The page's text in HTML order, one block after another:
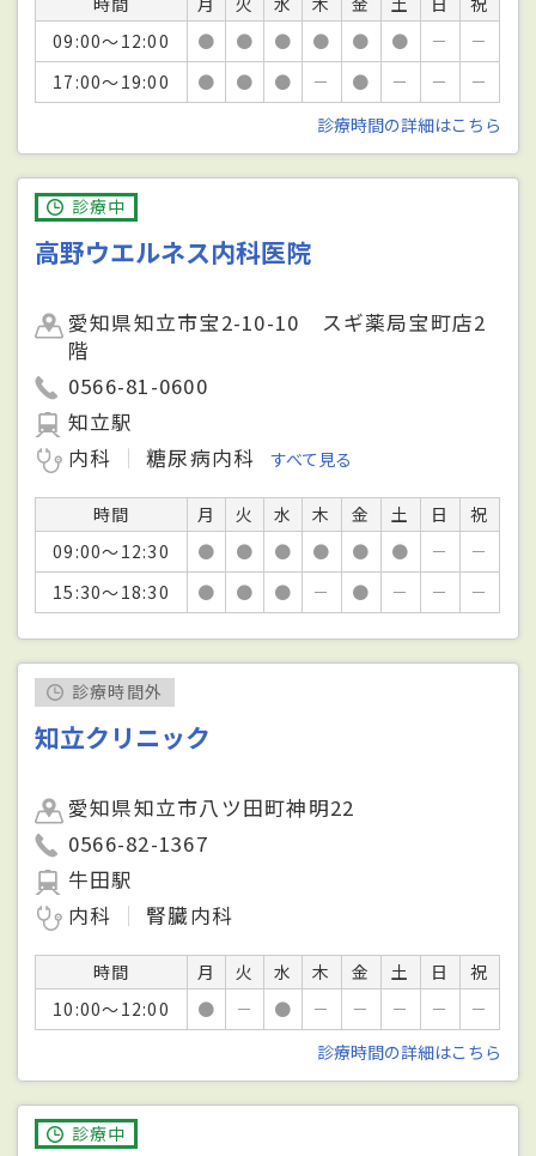
09:00～12:00
● ● ● ● ● ● －
－
17:00～19:00
● ● ● － ● － －
－
診療時間の詳細はこちら
診療中
高野ウエルネス内科医院
愛知県知立市宝2-10-10 スギ薬局宝町店2
階
0566-81-0600
知立駅
内科
糖尿病内科 すべて見る
時間 月 火 水 木 金 土 日
祝
09:00～12:30
● ● ● ● ● ● －
－
15:30～18:30
● ● ● － ● － － －
診療時間外
知立クリニック
愛知県知立市八ツ田町神明22
0566-82-1367
牛田駅
内科
腎臓内科
時間 月 火 水 木 金 土 日
祝
10:00～12:00
● － ● － － － －
－
診療時間の詳細はこちら
診療中